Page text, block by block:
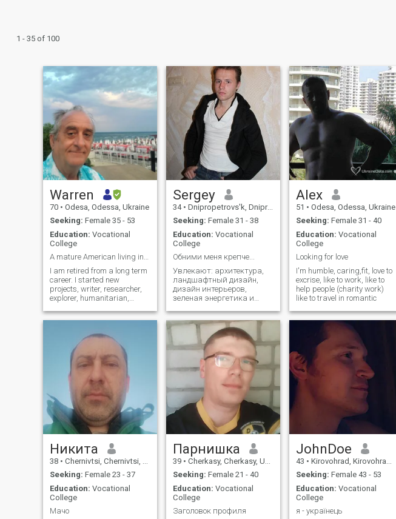
1 - 35 of 100
Warren
70 • Odesa, Odessa, Ukraine
Seeking: Female 35 - 53
Education: Vocational
College
A mature American living in Odessa, Ukraine.
I am retired from a long term
career. I started new
projects, writer, researcher,
explorer, humanitarian,
loving , humble, honest, very
outdoors, any type of water
activity, camping etc. I am
Sergey
34 • Dnipropetrovs'k, Dnipropetrovs'k, Ukraine
Seeking: Female 31 - 38
Education: Vocational
College
Обними меня крепче...
Увлекают: архитектура,
ландшафтный дизайн,
дизайн интерьеров,
зеленая энергетика и
Все это можно
охарактеризовать как,
организация быта
человека, стремящегося к
гармонии, свободе и
независимости. Конечно,
это больше для души
Alex
51 • Odesa, Odessa, Ukraine
Seeking: Female 31 - 40
Education: Vocational
College
Looking for love
I'm humble, caring,fit, love to
excrise, like to work, like to
help people (charity work)
like to travel in romantic
Никита
38 • Chernivtsi, Chernivtsi, Ukraine
Seeking: Female 23 - 37
Education: Vocational
College
Мачо
Парнишка
39 • Cherkasy, Cherkasy, Ukraine
Seeking: Female 21 - 40
Education: Vocational
College
Заголовок профиля
JohnDoe
43 • Kirovohrad, Kirovohrad, Ukraine
Seeking: Female 43 - 53
Education: Vocational
College
я - українець